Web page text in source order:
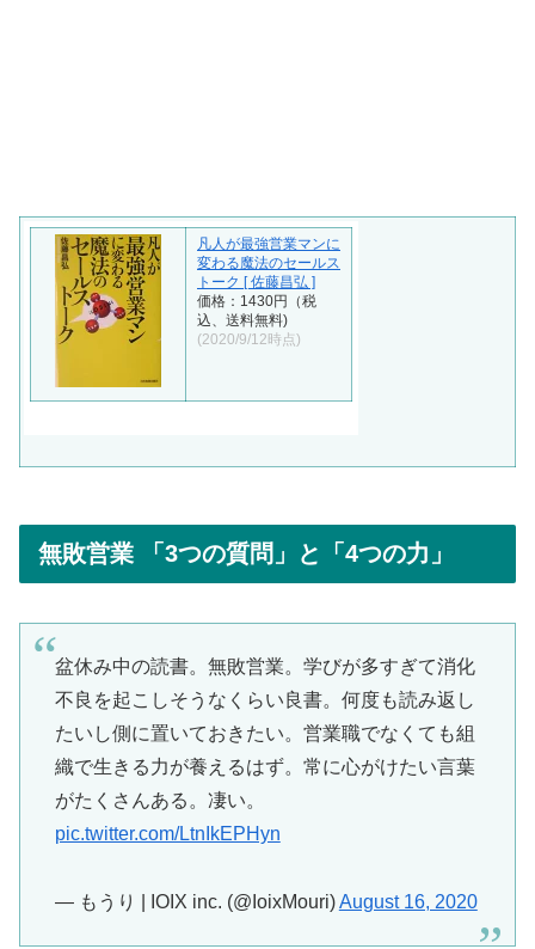
凡人が最強営業マンに
変わる魔法のセールス
トーク [ 佐藤昌弘 ]
価格：1430円（税
込、送料無料)
(2020/9/12時点)
無敗営業 「3つの質問」と「4つの力」
盆休み中の読書。無敗営業。学びが多すぎて消化
不良を起こしそうなくらい良書。何度も読み返し
たいし側に置いておきたい。営業職でなくても組
織で生きる力が養えるはず。常に心がけたい言葉
がたくさんある。凄い。
pic.twitter.com/LtnIkEPHyn
— もうり | IOIX inc. (@IoixMouri)August 16, 2020